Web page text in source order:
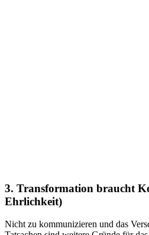
3. Transformation braucht
Ehrlichkeit)
Nicht zu kommunizieren und das